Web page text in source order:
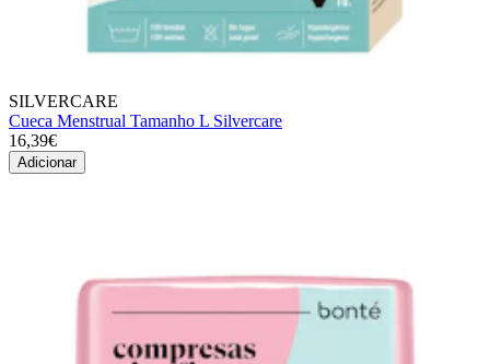
SILVERCARE
Cueca Menstrual Tamanho L Silvercare
16,39€
Adicionar